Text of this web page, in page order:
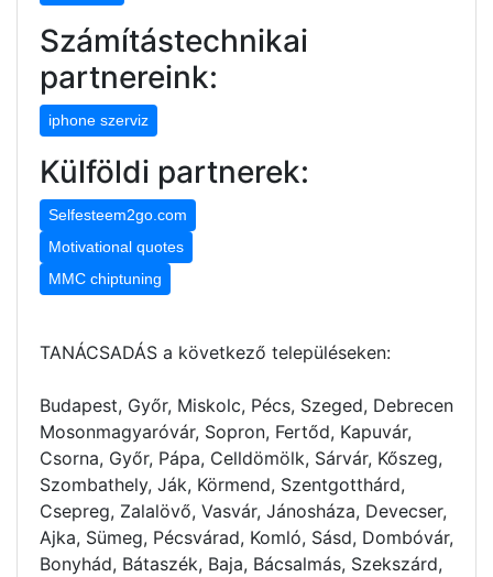
Számítástechnikai
partnereink:
iphone szerviz
Külföldi partnerek:
Selfesteem2go.com
Motivational quotes
MMC chiptuning
TANÁCSADÁS a következő településeken:
Budapest, Győr, Miskolc, Pécs, Szeged, Debrecen
Mosonmagyaróvár, Sopron, Fertőd, Kapuvár,
Csorna, Győr, Pápa, Celldömölk, Sárvár, Kőszeg,
Szombathely, Ják, Körmend, Szentgotthárd,
Csepreg, Zalalövő, Vasvár, Jánosháza, Devecser,
Ajka, Sümeg, Pécsvárad, Komló, Sásd, Dombóvár,
Bonyhád, Bátaszék, Baja, Bácsalmás, Szekszárd,